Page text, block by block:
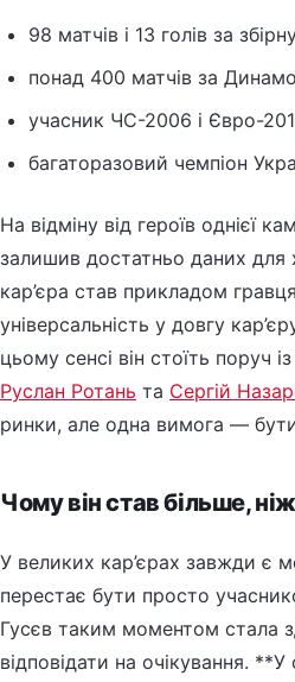
98 матчів і 13 голів за
понад 400 матчів за Динамо
учасник ЧС-2006 і Євро-
багаторазовий чемпіон
На відміну від героїв однієї
залишив достатньо даних для
кар’єра став прикладом
універсальність у довгу
цьому сенсі він стоїть поруч
Руслан Ротань та Сергій
ринки, але одна вимога —
Чому він став більше,
У великих кар’єрах завжди є
перестає бути просто
Гусєв таким моментом стала
відповідати на очікування.